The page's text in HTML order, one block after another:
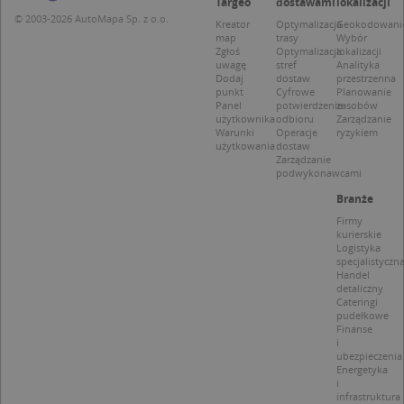
© 2003-2026 AutoMapa Sp. z o.o.
Kreator
map
Zgłoś
uwagę
Dodaj
punkt
Panel
użytkownika
Warunki
użytkowania
Optymalizacja
trasy
Optymalizacja
stref
dostaw
Cyfrowe
potwierdzenie
odbioru
Operacje
dostaw
Zarządzanie
podwykonawcami
Wybór
lokalizacji
Analityka
przestrzenna
Planowanie
zasobów
Zarządzanie
ryzykiem
Branże
Firmy
kurierskie
Logistyka
specjalistyczna
Handel
detaliczny
Cateringi
pudełkowe
Finanse
i
ubezpieczenia
Energetyka
i
infrastruktura
Niezbędne Wydajność
Targetowanie
Niesklasyfikowane
Niezbędne pliki cookie umożliwiają korzystanie z
podstawowych funkcji strony internetowej, takich
jak logowanie użytkownika i zarządzanie kontem.
Bez niezbędnych plików cookie nie można
prawidłowo korzystać ze strony internetowej.
Okres
przechowywania
Sesja
1 rok 1 miesiąc